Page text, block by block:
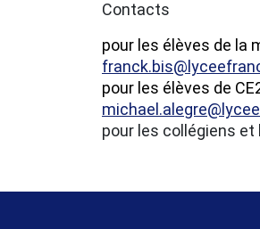
Contacts
pour les élèves de la
pour les élèves de
pour les collégiens et